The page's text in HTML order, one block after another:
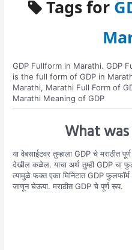
Tags for
GDP Fullform in Marathi. GDP
is the full form of GDP in
Marathi, Marathi Full Form of
Marathi Meaning of GDP
What
या वेबसाईटवर तुम्हाला GDP चे
देखील कळेल. याचा अर्थ तुम्ही GDP चा
त्यामुळे फक्त एका मिनिटात GDP फुलफॉर्म
जाणून घेऊया. मराठीत GDP चे पूर्ण रूप.